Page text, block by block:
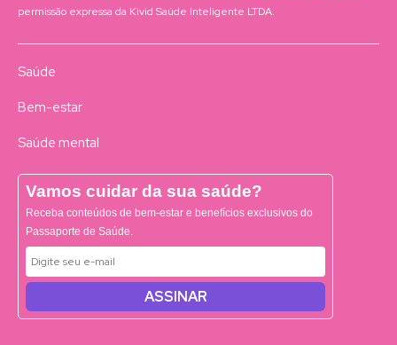
permissão expressa da Kivid Saúde Inteligente LTDA.
Saúde
Bem-estar
Saúde mental
Vamos cuidar da sua saúde?
Receba conteúdos de bem-estar e benefícios exclusivos do
Passaporte de Saúde.
ASSINAR